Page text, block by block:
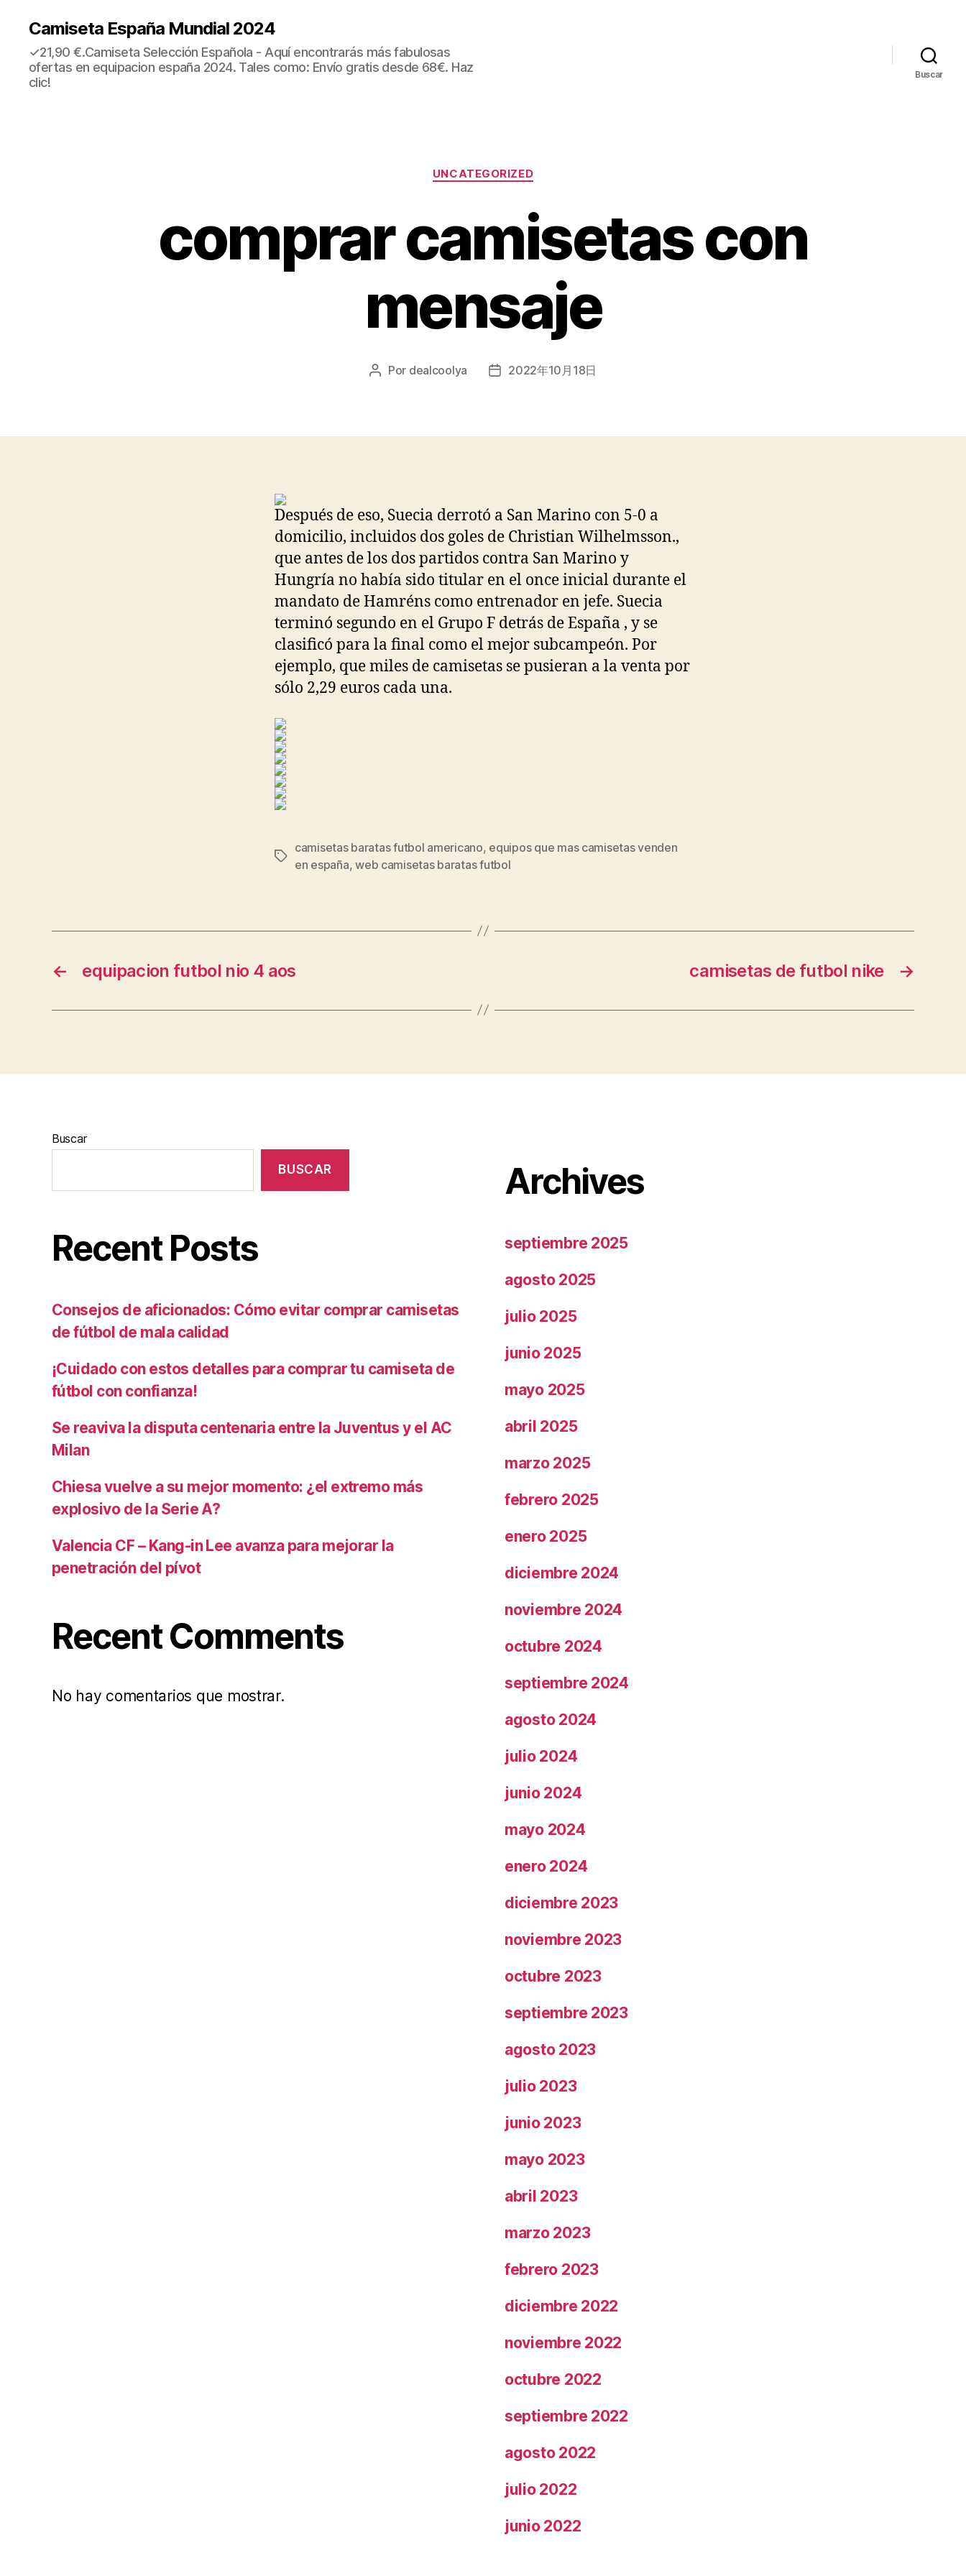
Camiseta España Mundial 2024
✓21,90 €.Camiseta Selección Española - Aquí encontrarás más fabulosas
ofertas en equipacion españa 2024. Tales como: Envío gratis desde 68€. Haz
clic!
Buscar
Categorías
UNCATEGORIZED
comprar camisetas con
mensaje
Autor
Por dealcoolya
Fecha2022年10月18日
Después de eso, Suecia derrotó a San Marino con 5-0 a
domicilio, incluidos dos goles de Christian Wilhelmsson.,
que antes de los dos partidos contra San Marino y
Hungría no había sido titular en el once inicial durante el
mandato de Hamréns como entrenador en jefe. Suecia
terminó segundo en el Grupo F detrás de España , y se
clasificó para la final como el mejor subcampeón. Por
ejemplo, que miles de camisetas se pusieran a la venta por
sólo 2,29 euros cada una.
Etiquetas
camisetas baratas futbol americano, equipos que mas camisetas venden
en españa,web camisetas baratas futbol
← equipacion futbol nio 4 aos →
camisetas de futbol nike
Buscar
BUSCAR
Recent Posts
Consejos de aficionados: Cómo evitar comprar camisetas
de fútbol de mala calidad
¡Cuidado con estos detalles para comprar tu camiseta de
fútbol con confianza!
Se reaviva la disputa centenaria entre la Juventus y el AC
Milan
Chiesa vuelve a su mejor momento: ¿el extremo más
explosivo de la Serie A?
Valencia CF – Kang-in Lee avanza para mejorar la
penetración del pívot
Recent Comments
No hay comentarios que mostrar.
Archives
septiembre 2025
agosto 2025
julio 2025
junio 2025
mayo 2025
abril 2025
marzo 2025
febrero 2025
enero 2025
diciembre 2024
noviembre 2024
octubre 2024
septiembre 2024
agosto 2024
julio 2024
junio 2024
mayo 2024
enero 2024
diciembre 2023
noviembre 2023
octubre 2023
septiembre 2023
agosto 2023
julio 2023
junio 2023
mayo 2023
abril 2023
marzo 2023
febrero 2023
diciembre 2022
noviembre 2022
octubre 2022
septiembre 2022
agosto 2022
julio 2022
junio 2022